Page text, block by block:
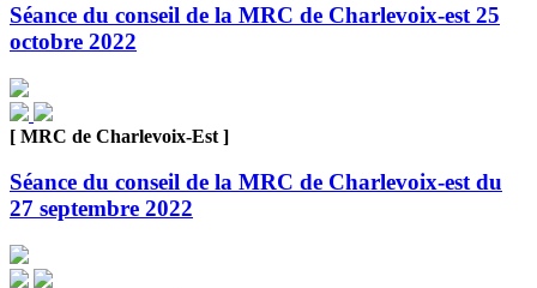
Séance du conseil de la MRC de Charlevoix-est 25
octobre 2022
[ MRC de Charlevoix-Est ]
Séance du conseil de la MRC de Charlevoix-est du
27 septembre 2022